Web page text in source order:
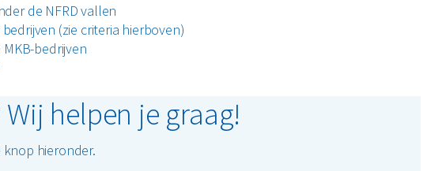
de NFRD vallen
(zie criteria hierboven)
bedrijven
helpen je graag!
knop hieronder.